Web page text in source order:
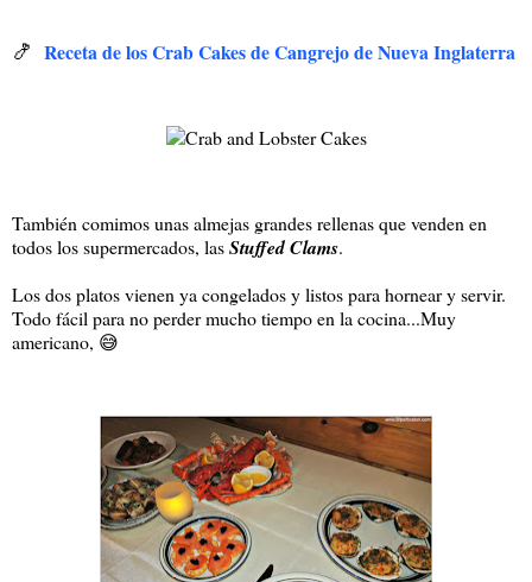
🍤 Receta de los Crab Cakes de Cangrejo de Nueva Inglaterra
También comimos unas almejas grandes rellenas que venden en
todos los supermercados, lasStuffed Clams.
Los dos platos vienen ya congelados y listos para hornear y servir.
Todo fácil para no perder mucho tiempo en la cocina...Muy
americano, 😅